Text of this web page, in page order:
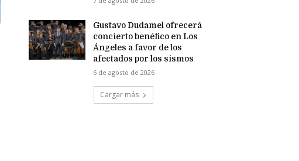
Gustavo Dudamel ofrecerá
concierto benéfico en Los
Ángeles a favor de los
afectados por los sismos
6 de agosto de 2026
Cargar más